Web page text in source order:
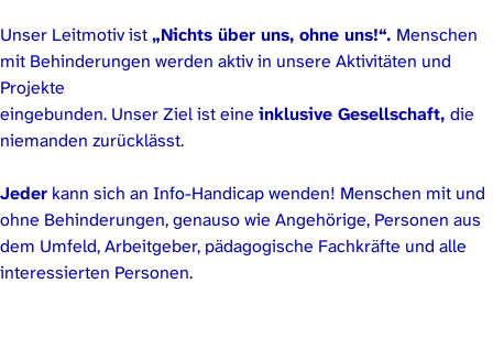
Unser Leitmotiv ist„Nichts über uns, ohne uns!“. Menschen
mit Behinderungen werden aktiv in unsere Aktivitäten und
Projekte
eingebunden. Unser Ziel ist eineinklusive Gesellschaft,die
niemanden zurücklässt.
Jeder kann sich an Info-Handicap wenden! Menschen mit und
ohne Behinderungen, genauso wie Angehörige, Personen aus
dem Umfeld, Arbeitgeber, pädagogische Fachkräfte und alle
interessierten Personen.